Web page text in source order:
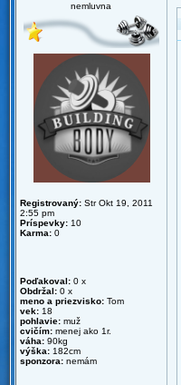
nemluvna
Registrovaný: Str Okt 19, 2011
2:55 pm
Príspevky: 10
Karma: 0
Poďakoval: 0 x
Obdržal: 0 x
meno a priezvisko: Tom
vek: 18
pohlavie: muž
cvičím: menej ako 1r.
váha: 90kg
výška: 182cm
sponzora: nemám